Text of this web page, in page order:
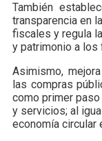
También
transparencia en
fiscales y regula
y patrimonio a los
Asimismo,
las compras
como primer
y servicios; al
economía circular